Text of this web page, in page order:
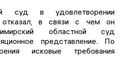
суд в удовлетворении
отказал, в связи с чем он
областной суд
представление. По
исковые требования